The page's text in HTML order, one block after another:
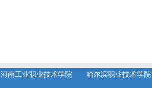
河南工业职业技术学院 哈尔滨职业技术学院